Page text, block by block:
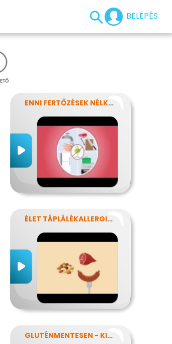
BELÉPÉS
ENNI FERTŐZÉSEK NÉLKÜL
ÉLET TÁPLÁLÉKALLERGIÁVAL
GLUTÉNMENTESEN - KINEK IS?!